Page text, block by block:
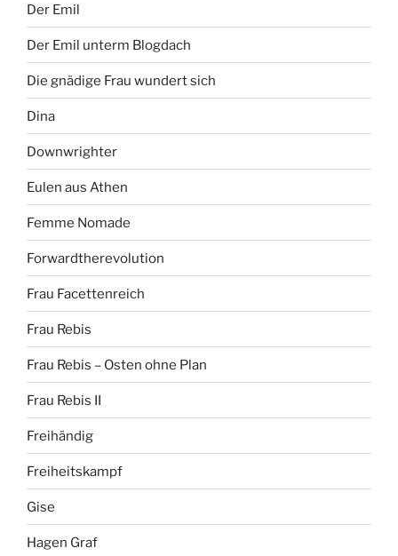
Der Emil
Der Emil unterm Blogdach
Die gnädige Frau wundert sich
Dina
Downwrighter
Eulen aus Athen
Femme Nomade
Forwardtherevolution
Frau Facettenreich
Frau Rebis
Frau Rebis – Osten ohne Plan
Frau Rebis II
Freihändig
Freiheitskampf
Gise
Hagen Graf